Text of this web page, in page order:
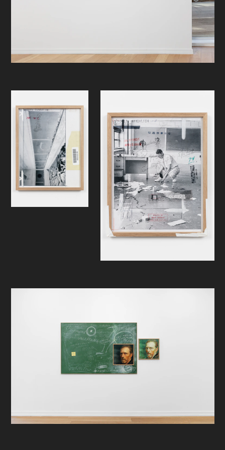
Deepmind som skimtes bakenfor
lenger er hva som ser, software eller
algoritmer, men hvem som stirrer
tilbake på oss mennesker? Kan ikke
det samme sies om de glemte
maleriske gestene, vandalismen og
graffitien i de gamle pressefotoene?
Ved enden av skrivebordet ligger en
skulptur på gulvet. Med verkende
fingre og armer har kinofilmens
omtrent fire kilometer lange og 0.14
millimeter tykke remse av 35 mm
materialitet, ikke ulikt Van Goghs
berømte maleri av bondeskoene, for
meg. Den blir et slags
meditasjonsobjekt, en lineær
tredimensjonalt punktum.